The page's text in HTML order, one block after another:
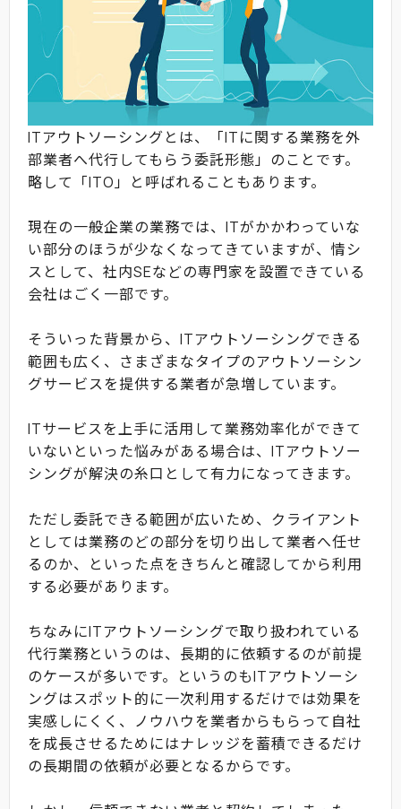
ITアウトソーシングとは、「ITに関する業務を外
部業者へ代行してもらう委託形態」のことです。
略して「ITO」と呼ばれることもあります。
現在の一般企業の業務では、ITがかかわっていな
い部分のほうが少なくなってきていますが、情シ
スとして、社内SEなどの専門家を設置できている
会社はごく一部です。
そういった背景から、ITアウトソーシングできる
範囲も広く、さまざまなタイプのアウトソーシン
グサービスを提供する業者が急増しています。
ITサービスを上手に活用して業務効率化ができて
いないといった悩みがある場合は、ITアウトソー
シングが解決の糸口として有力になってきます。
ただし委託できる範囲が広いため、クライアント
としては業務のどの部分を切り出して業者へ任せ
るのか、といった点をきちんと確認してから利用
する必要があります。
ちなみにITアウトソーシングで取り扱われている
代行業務というのは、長期的に依頼するのが前提
のケースが多いです。というのもITアウトソーシ
ングはスポット的に一次利用するだけでは効果を
実感しにくく、ノウハウを業者からもらって自社
を成長させるためにはナレッジを蓄積できるだけ
の長期間の依頼が必要となるからです。